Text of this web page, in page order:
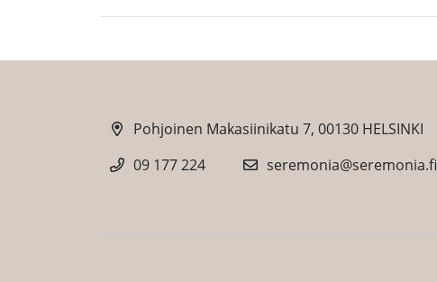
Pohjoinen Makasiinikatu 7, 00130 HELSINKI
09 177 224
seremonia@seremonia.fi